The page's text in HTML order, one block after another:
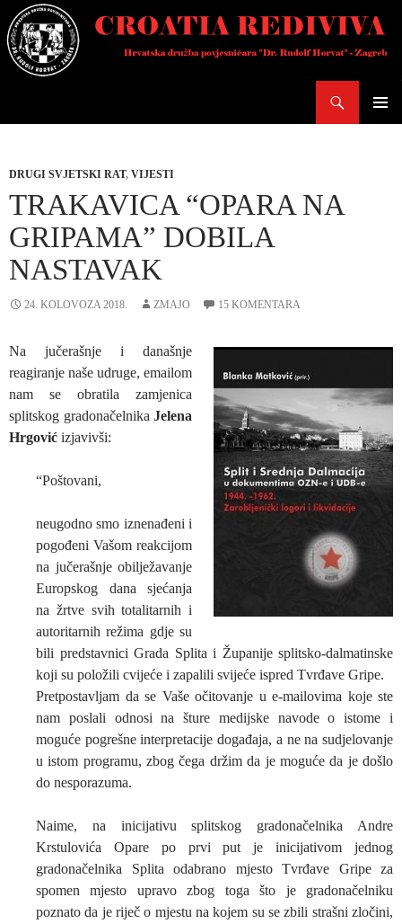
Skoči
do
sadržaja
DRUGI SVJETSKI RAT, VIJESTI
TRAKAVICA “OPARA NA
GRIPAMA” DOBILA
NASTAVAK
24. KOLOVOZA 2018. ZMAJO 15 KOMENTARA
Na jučerašnje i današnje
reagiranje naše udruge, emailom
nam se obratila zamjenica
splitskog gradonačelnika Jelena
Hrgović izjavivši:
“Poštovani,
neugodno smo iznenađeni i
pogođeni Vašom reakcijom
na jučerašnje obilježavanje
Europskog dana sjećanja
na žrtve svih totalitarnih i
autoritarnih režima gdje su
bili predstavnici Grada Splita i Županije splitsko-dalmatinske
koji su položili cvijeće i zapalili svijeće ispred Tvrđave Gripe.
Pretpostavljam da se Vaše očitovanje u e-mailovima koje ste
nam poslali odnosi na šture medijske navode o istome i
moguće pogrešne interpretacije događaja, a ne na sudjelovanje
u istom programu, zbog čega držim da je moguće da je došlo
do nesporazuma.
Naime, na inicijativu splitskog gradonačelnika Andre
Krstulovića Opare po prvi put je inicijativom jednog
gradonačelnika Splita odabrano mjesto Tvrđave Gripe za
spomen mjesto upravo zbog toga što je gradonačelniku
poznato da je riječ o mjestu na kojem su se zbili strašni zločini,